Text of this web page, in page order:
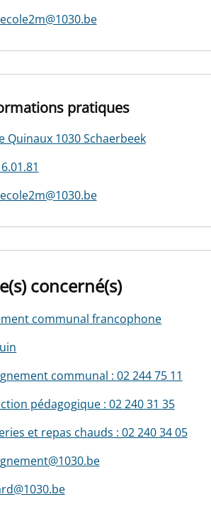
pratiques
Quinaux 1030 Schaerbeek
concerné(s)
communal francophone
communal : 02 244 75 11
pédagogique : 02 240 31 35
et repas chauds : 02 240 34 05